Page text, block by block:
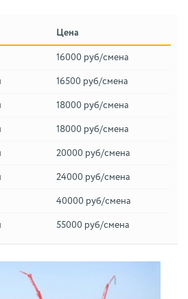
Цена
16000 руб/смена
16500 руб/смена
18000 руб/смена
18000 руб/смена
20000 руб/смена
24000 руб/смена
40000 руб/смена
55000 руб/смена